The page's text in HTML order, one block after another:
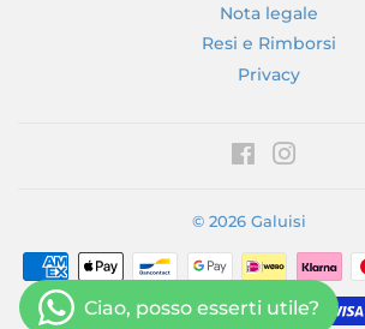
Nota legale
Resi e Rimborsi
Privacy
Facebook
© 2026 Galuisi
Modalità
pagamento